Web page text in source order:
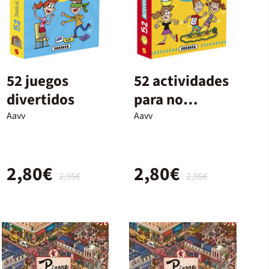
52 juegos
divertidos
Aavv
2,95€
2,80€
52 actividades
para no
aburrirse
Aavv
2,95€
2,80€